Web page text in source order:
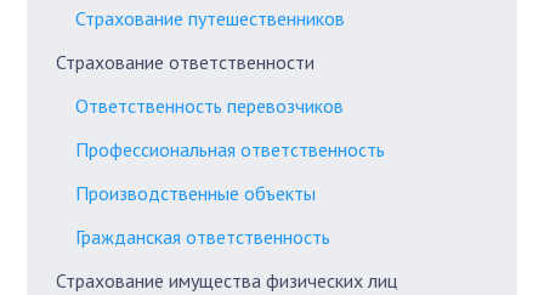
Страхование путешественников
Страхование ответственности
Ответственность перевозчиков
Профессиональная ответственность
Производственные объекты
Гражданская ответственность
Страхование имущества физических лиц